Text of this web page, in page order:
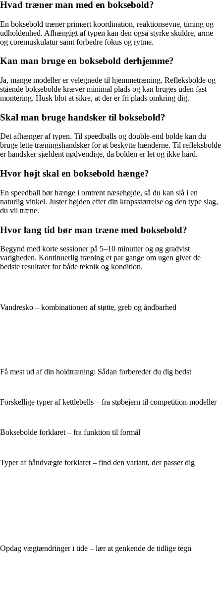
Hvad træner man med en boksebold?
En boksebold træner primært koordination, reaktionsevne, timing og
udholdenhed. Afhængigt af typen kan den også styrke skuldre, arme
og coremuskulatur samt forbedre fokus og rytme.
Kan man bruge en boksebold derhjemme?
Ja, mange modeller er velegnede til hjemmetræning. Refleksbolde og
stående boksebolde kræver minimal plads og kan bruges uden fast
montering. Husk blot at sikre, at der er fri plads omkring dig.
Skal man bruge handsker til boksebold?
Det afhænger af typen. Til speedballs og double-end bolde kan du
bruge lette træningshandsker for at beskytte hænderne. Til refleksbolde
er handsker sjældent nødvendige, da bolden er let og ikke hård.
Hvor højt skal en boksebold hænge?
En speedball bør hænge i omtrent næsehøjde, så du kan slå i en
naturlig vinkel. Juster højden efter din kropsstørrelse og den type slag,
du vil træne.
Hvor lang tid bør man træne med boksebold?
Begynd med korte sessioner på 5–10 minutter og øg gradvist
varigheden. Kontinuerlig træning et par gange om ugen giver de
bedste resultater for både teknik og kondition.
Vandresko – kombinationen af støtte, greb og åndbarhed
Få mest ud af din holdtræning: Sådan forbereder du dig bedst
Forskellige typer af kettlebells – fra støbejern til competition-modeller
Boksebolde forklaret – fra funktion til formål
Typer af håndvægte forklaret – find den variant, der passer dig
Opdag vægtændringer i tide – lær at genkende de tidlige tegn